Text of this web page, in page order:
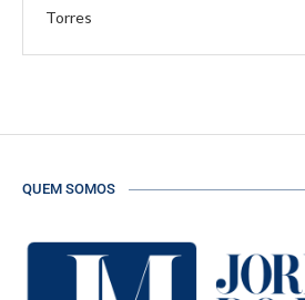
Torres
QUEM SOMOS